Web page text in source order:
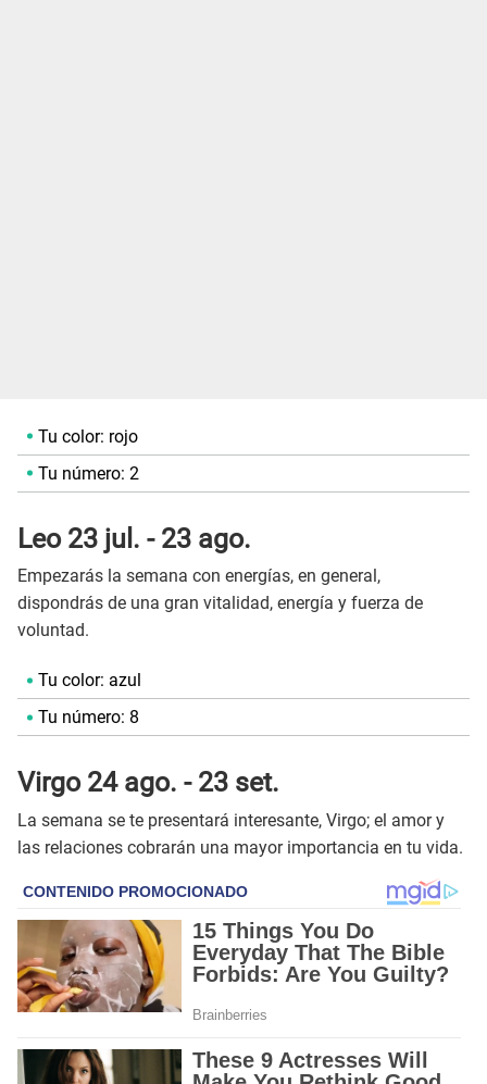
Tu color: rojo
Tu número: 2
Leo 23 jul. - 23 ago.
Empezarás la semana con energías, en general,
dispondrás de una gran vitalidad, energía y fuerza de
voluntad.
Tu color: azul
Tu número: 8
Virgo 24 ago. - 23 set.
La semana se te presentará interesante, Virgo; el amor y
las relaciones cobrarán una mayor importancia en tu vida.